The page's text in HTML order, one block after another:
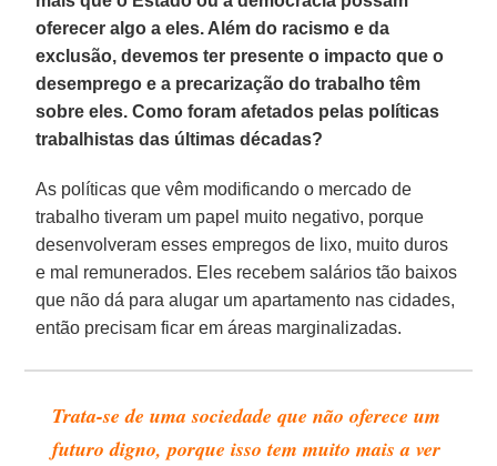
oferecer algo a eles. Além do racismo e da
exclusão, devemos ter presente o impacto que o
desemprego e a precarização do trabalho têm
sobre eles. Como foram afetados pelas políticas
trabalhistas das últimas décadas?
As políticas que vêm modificando o mercado de
trabalho tiveram um papel muito negativo, porque
desenvolveram esses empregos de lixo, muito duros
e mal remunerados. Eles recebem salários tão baixos
que não dá para alugar um apartamento nas cidades,
então precisam ficar em áreas marginalizadas.
Trata-se de uma sociedade que não oferece um
futuro digno, porque isso tem muito mais a ver